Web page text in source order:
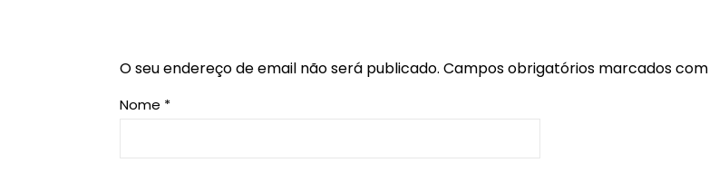
O seu endereço de email não será publicado. Campos obrigatórios marcados com
Nome *